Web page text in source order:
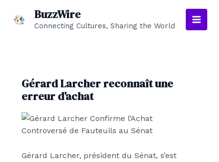
BuzzWire
Connecting Cultures, Sharing the World
Main
Gérard Larcher reconnaît une
erreur d’achat
Gérard Larcher, président du Sénat, s’est